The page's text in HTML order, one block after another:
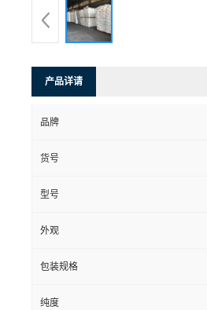
产品详请
品牌
货号
型号
外观
包装规格
纯度